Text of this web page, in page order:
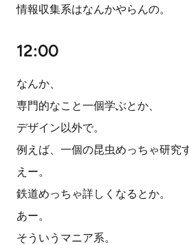
情報収集系はなんかやらんの。
12:00
なんか、
専門的なこと一個学ぶとか、
デザイン以外で。
例えば、一個の昆虫めっちゃ研究
えー。
鉄道めっちゃ詳しくなるとか。
あー。
そういうマニア系。